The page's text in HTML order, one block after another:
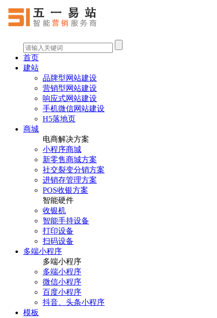
首页
建站
品牌型网站建设
营销型网站建设
响应式网站建设
手机微信网站建设
H5落地页
商城
电商解决方案
小程序商城
新零售商城方案
社交裂变分销方案
进销存管理方案
POS收银方案
智能硬件
收银机
智能手持设备
打印设备
扫码设备
多端小程序
多端小程序
多端小程序
微信小程序
百度小程序
抖音、头条小程序
模板